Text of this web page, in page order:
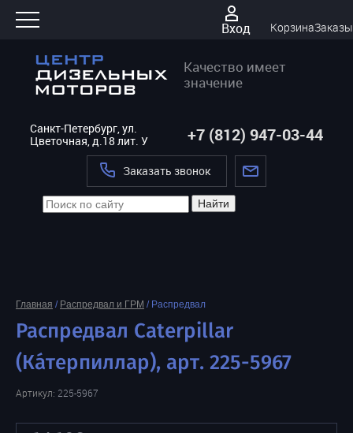
Вход КорзинаЗаказы
Качество имеет
значение
Санкт-Петербург, ул.
Цветочная, д.18 лит. У
+7 (812) 947-03-44
Заказать звонок
Найти
Главная / Распредвал и ГРМ / Распредвал
Распредвал Caterpillar
(Ка́терпиллар), арт. 225-5967
Артикул: 225-5967